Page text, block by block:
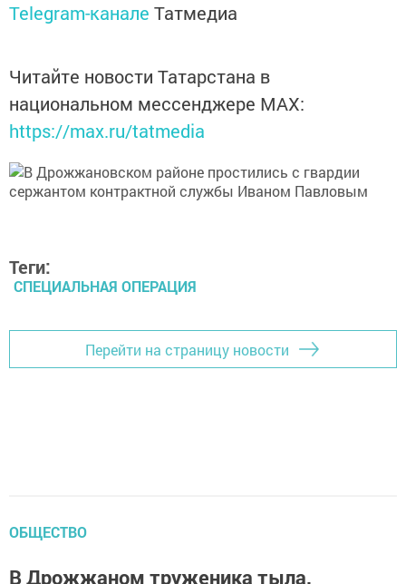
Telegram-канале Татмедиа
Читайте новости Татарстана в
национальном мессенджере MАХ:
https://max.ru/tatmedia
Теги:
СПЕЦИАЛЬНАЯ ОПЕРАЦИЯ
Перейти на страницу новости
ОБЩЕСТВО
В Дрожжаном труженика тыла,